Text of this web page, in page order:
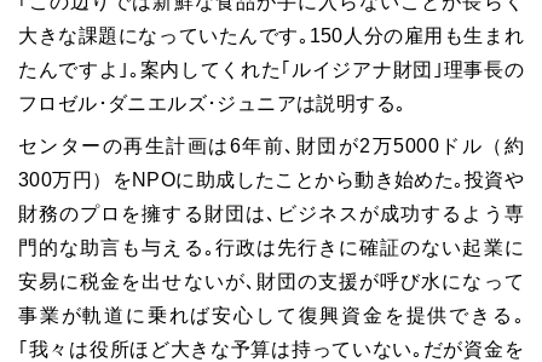
大きな課題になっていたんです｡150人分の雇用も生まれ
たんですよ｣｡案内してくれた｢ルイジアナ財団｣理事長の
フロゼル･ダニエルズ･ジュニアは説明する｡
センターの再生計画は6年前､財団が2万5000ドル（約
300万円）をNPOに助成したことから動き始めた｡投資や
財務のプロを擁する財団は､ビジネスが成功するよう専
門的な助言も与える｡行政は先行きに確証のない起業に
安易に税金を出せないが､財団の支援が呼び水になって
事業が軌道に乗れば安心して復興資金を提供できる｡
｢我々は役所ほど大きな予算は持っていない｡だが資金を